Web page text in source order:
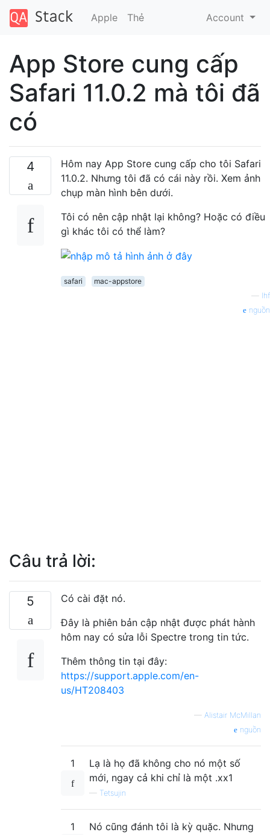
Apple Thẻ Account
App Store cung cấp
Safari 11.0.2 mà tôi đã
có
4
Hôm nay App Store cung cấp cho tôi Safari
11.0.2. Nhưng tôi đã có cái này rồi. Xem ảnh
chụp màn hình bên dưới.
Tôi có nên cập nhật lại không? Hoặc có điều
gì khác tôi có thể làm?
safari
mac-appstore
lhf
nguồn
Câu trả lời:
5
Có cài đặt nó.
Đây là phiên bản cập nhật được phát hành
hôm nay có sửa lỗi Spectre trong tin tức.
Thêm thông tin tại đây:
https://support.apple.com/en-
us/HT208403
— Alistair McMillan
nguồn
1
Lạ là họ đã không cho nó một số
mới, ngay cả khi chỉ là một .xx1
— Tetsujin
1
Nó cũng đánh tôi là kỳ quặc. Nhưng